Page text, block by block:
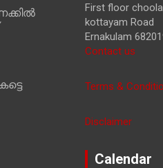
First floor
kottayam Road
Ernakulam
Contact us
Terms &
Disclaimer
Calendar